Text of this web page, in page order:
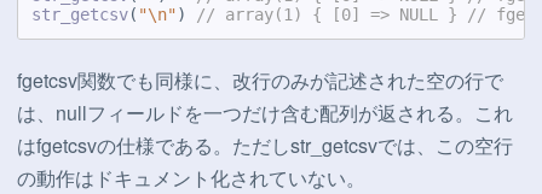
str_getcsv( "\n") // array(1) { [0] => NULL } // fgetcsv
fgetcsv関数でも同様に、改行のみが記述された空の行で
は、nullフィールドを一つだけ含む配列が返される。これ
はfgetcsvの仕様である。ただしstr_getcsvでは、この空行
の動作はドキュメント化されていない。